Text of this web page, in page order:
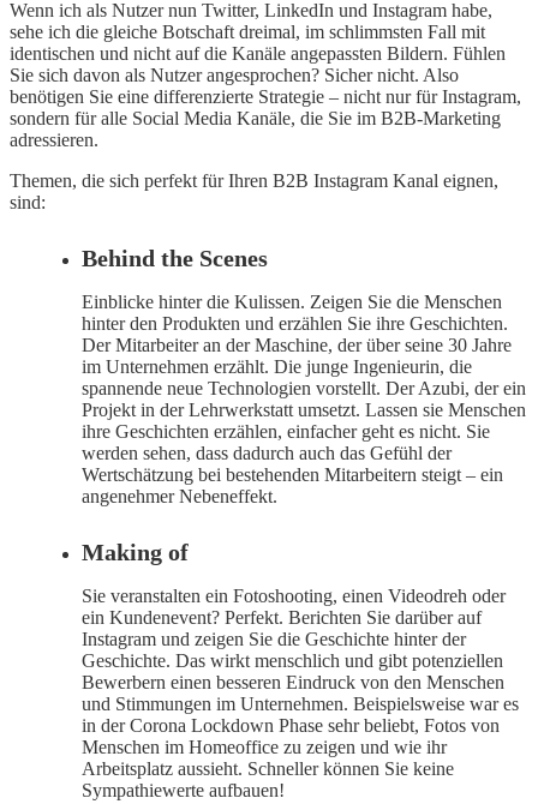
Wenn ich als Nutzer nun Twitter, LinkedIn und Instagram habe,
sehe ich die gleiche Botschaft dreimal, im schlimmsten Fall mit
identischen und nicht auf die Kanäle angepassten Bildern. Fühlen
Sie sich davon als Nutzer angesprochen? Sicher nicht. Also
benötigen Sie eine differenzierte Strategie – nicht nur für Instagram,
sondern für alle Social Media Kanäle, die Sie im B2B-Marketing
adressieren.
Themen, die sich perfekt für Ihren B2B Instagram Kanal eignen,
sind:
Behind the Scenes
Einblicke hinter die Kulissen. Zeigen Sie die Menschen
hinter den Produkten und erzählen Sie ihre Geschichten.
Der Mitarbeiter an der Maschine, der über seine 30 Jahre
im Unternehmen erzählt. Die junge Ingenieurin, die
spannende neue Technologien vorstellt. Der Azubi, der ein
Projekt in der Lehrwerkstatt umsetzt. Lassen sie Menschen
ihre Geschichten erzählen, einfacher geht es nicht. Sie
werden sehen, dass dadurch auch das Gefühl der
Wertschätzung bei bestehenden Mitarbeitern steigt – ein
angenehmer Nebeneffekt.
Making of
Sie veranstalten ein Fotoshooting, einen Videodreh oder
ein Kundenevent? Perfekt. Berichten Sie darüber auf
Instagram und zeigen Sie die Geschichte hinter der
Geschichte. Das wirkt menschlich und gibt potenziellen
Bewerbern einen besseren Eindruck von den Menschen
und Stimmungen im Unternehmen. Beispielsweise war es
in der Corona Lockdown Phase sehr beliebt, Fotos von
Menschen im Homeoffice zu zeigen und wie ihr
Arbeitsplatz aussieht. Schneller können Sie keine
Sympathiewerte aufbauen!